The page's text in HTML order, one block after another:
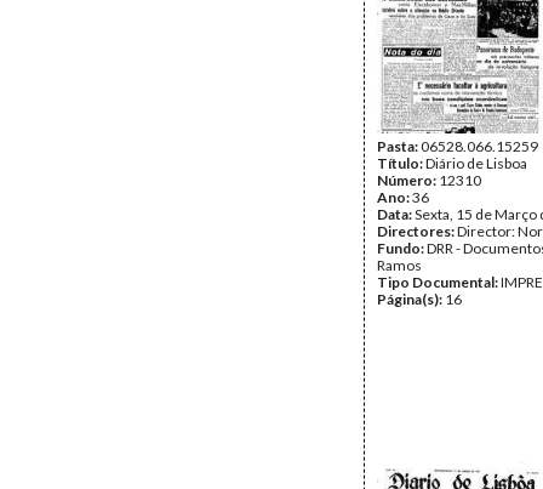
Pasta:06528.066.15259
Título:Diário de Lisboa
Número: 12310
Ano:36
Data:Sexta, 15 de Março
Directores:Director:
Fundo:DRR -
Ramos
Tipo Documental:
Página(s): 16